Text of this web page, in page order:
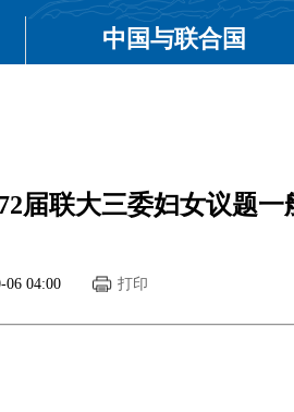
中国与联合国
届联大三委妇女议题
06 04:00 打印